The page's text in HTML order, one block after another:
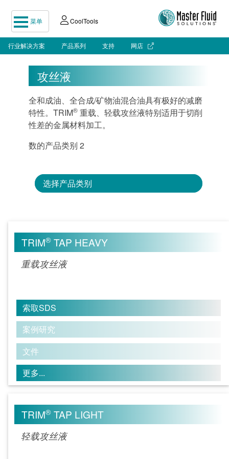
菜单 CoolTools
行业解决方案 产品系列 支持 网店
攻丝液
全和成油、全合成/矿物油混合油具有极好的减磨
特性。TRIM® 重载、轻载攻丝液特别适用于切削
性差的金属材料加工。
数的产品类别 2
选择产品类别
TRIM® TAP HEAVY
重载攻丝液
索取SDS
案例研究
文件
更多...
TRIM® TAP LIGHT
轻载攻丝液